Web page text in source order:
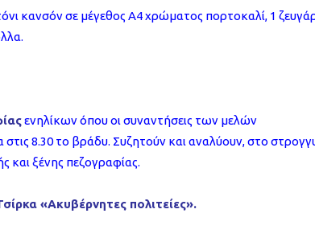
κανσόν σε μέγεθος Α4 χρώματος πορτοκαλί, 1
ενηλίκων όπου οι συναντήσεις των μελών
8.30 το βράδυ. Συζητούν και αναλύουν, στο
και ξένης πεζογραφίας.
«Ακυβέρνητες πολιτείες».